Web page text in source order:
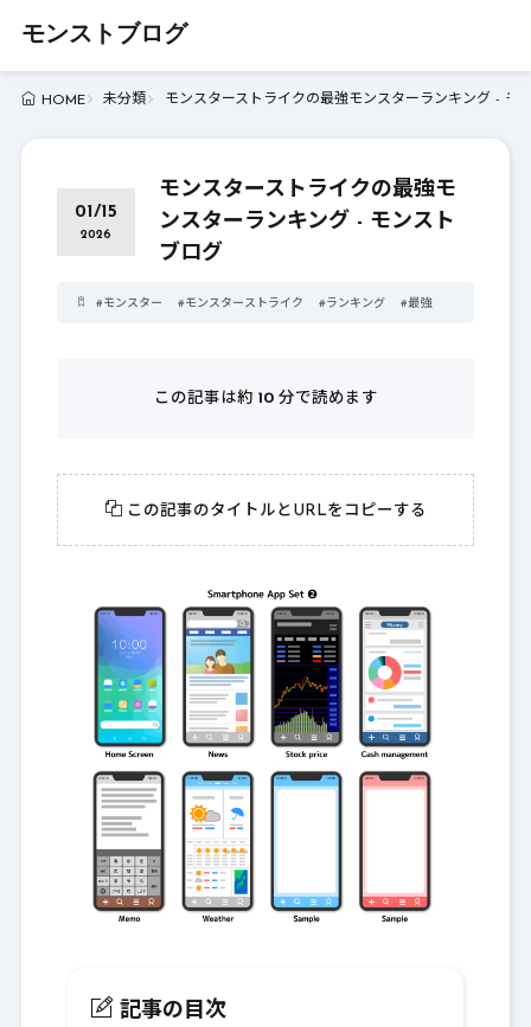
モンストブログ
HOME 未分類 モンスターストライクの最強モンスターランキング - モ
01/15
2026
モンスターストライクの最強モ
ンスターランキング - モンスト
ブログ
#モンスター #モンスターストライク #ランキング #最強
この記事は約 10分で読めます
この記事のタイトルとURLをコピーする
記事の目次